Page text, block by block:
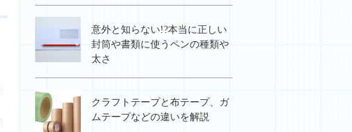
意外と知らない!?本当に正しい
封筒や書類に使うペンの種類や
太さ
クラフトテープと布テープ、ガ
ムテープなどの違いを解説